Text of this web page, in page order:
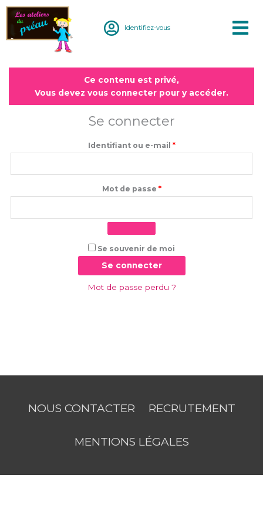
Aller
contenu
Identifiez-vous
Ce contenu est privé,
Vous devez vous connecter pour y accéder.
Se connecter
Identifiant ou e-mail *
Mot de passe *
Obligatoire
Se souvenir de moi
Se connecter
Mot de passe perdu ?
NOUS CONTACTER RECRUTEMENT
MENTIONS LÉGALES